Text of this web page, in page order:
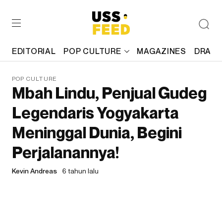
EDITORIAL POP CULTURE MAGAZINES
POP CULTURE
Mbah Lindu, Penjual Gudeg
Legendaris Yogyakarta
Meninggal Dunia, Begini
Perjalanannya!
Kevin Andreas 6 tahun lalu